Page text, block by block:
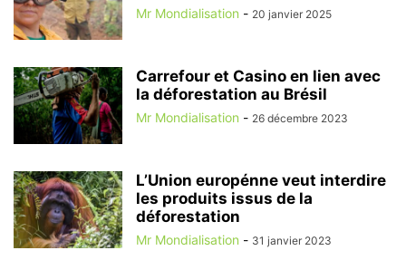
Mr Mondialisation - 20 janvier 2025
Carrefour et Casino en lien avec
la déforestation au Brésil
Mr Mondialisation - 26 décembre 2023
L’Union europénne veut interdire
les produits issus de la
déforestation
Mr Mondialisation - 31 janvier 2023